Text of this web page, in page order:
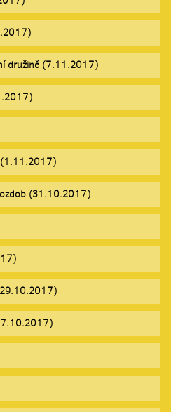
družině (7.11.2017)
(1.11.2017)
(31.10.2017)